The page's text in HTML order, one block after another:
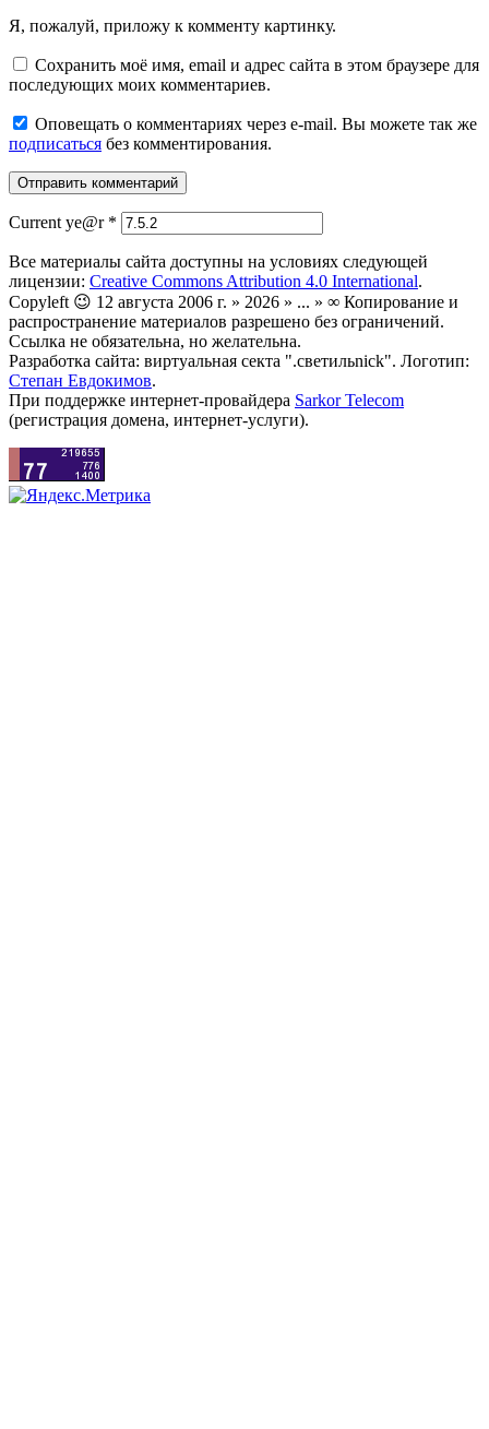
Я, пожалуй, приложу к комменту картинку.
Сохранить моё имя, email и адрес сайта в этом браузере для
последующих моих комментариев.
Оповещать о комментариях через e-mail. Вы можете так же
подписаться без комментирования.
Current ye@r *
Все материалы сайта доступны на условиях следующей
лицензии: Creative Commons Attribution 4.0 International.
Copyleft 😉 12 августа 2006 г. » 2026 » ... » ∞ Копирование и
распространение материалов разрешено без ограничений.
Ссылка не обязательна, но желательна.
Разработка сайта: виртуальная секта ".светильnick". Логотип:
Степан Евдокимов.
При поддержке интернет-провайдера Sarkor Telecom
(регистрация домена, интернет-услуги).